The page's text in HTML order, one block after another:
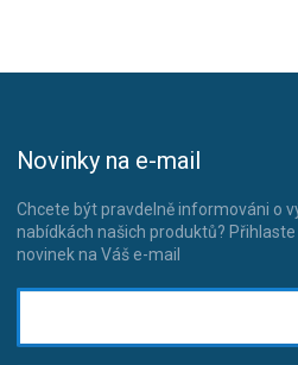
Novinky na e-mail
Chcete být pravdelně informováni o
nabídkách našich produktů?
novinek na Váš e-mail